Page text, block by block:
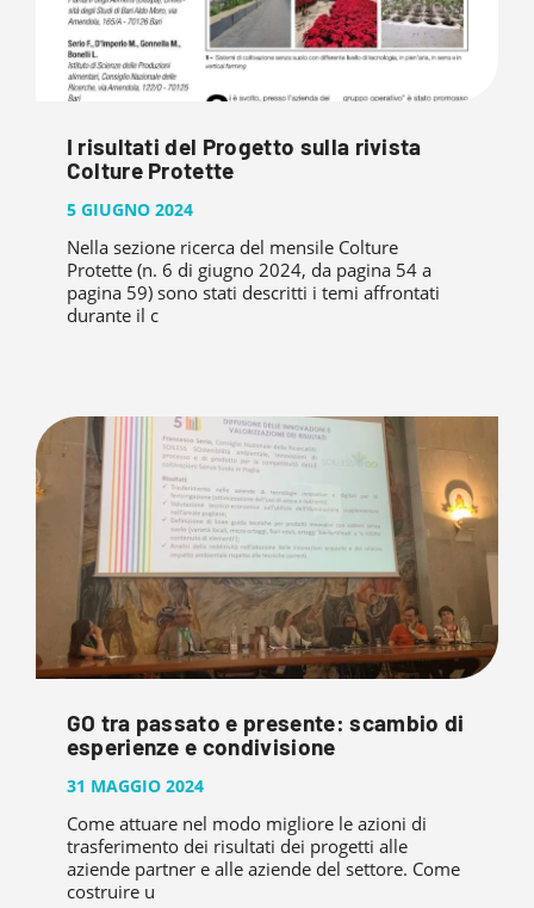
I risultati del Progetto sulla rivista
Colture Protette
5 GIUGNO 2024
Nella sezione ricerca del mensile Colture
Protette (n. 6 di giugno 2024, da pagina 54 a
pagina 59) sono stati descritti i temi affrontati
durante il c
GO tra passato e presente: scambio di
esperienze e condivisione
31 MAGGIO 2024
Come attuare nel modo migliore le azioni di
trasferimento dei risultati dei progetti alle
aziende partner e alle aziende del settore. Come
costruire u